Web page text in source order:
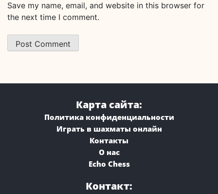
Save my name, email, and website in this browser for
the next time I comment.
Карта сайта:
Политика конфиденциальности
Играть в шахматы онлайн
Контакты
О нас
Echo Chess
Контакт: